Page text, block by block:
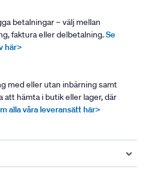
betalningar – välj mellan
faktura eller delbetalning.Se
här>
med eller utan inbärning samt
att hämta i butik eller lager, där
alla våra leveransätt här>